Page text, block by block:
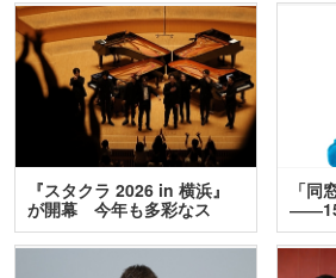
『スタクラ 2026 in 横浜』
が開幕 今年も多彩なス
テ…
「同